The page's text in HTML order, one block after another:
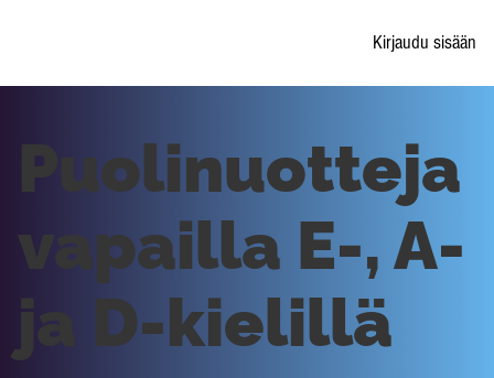
Kirjaudu sisään
Puolinuotteja
vapailla E-, A-
ja D-kielillä